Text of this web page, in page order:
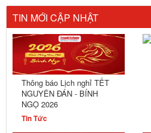
TIN MỚI CẬP NHẬT
Thông báo Lịch nghỉ TẾT
NGUYÊN ĐÁN - BÍNH
NGỌ 2026
Tin Tức